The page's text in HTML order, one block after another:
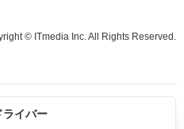
© ITmedia Inc. All Rights Reserved.
ライバー